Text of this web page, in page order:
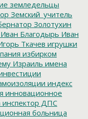
земледельцы
Земский_учитель
Золотухин
Иван Благодырь Иван
Ткачев игрушки
избирком
Израиль имена
индекс
инновационное
инспектор ДПС
больница